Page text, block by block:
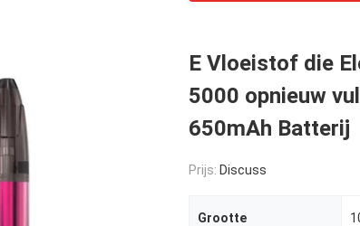
E Vloeistof die
5000 opnieuw
650mAh Batterij
Prijs: Discuss
Grootte